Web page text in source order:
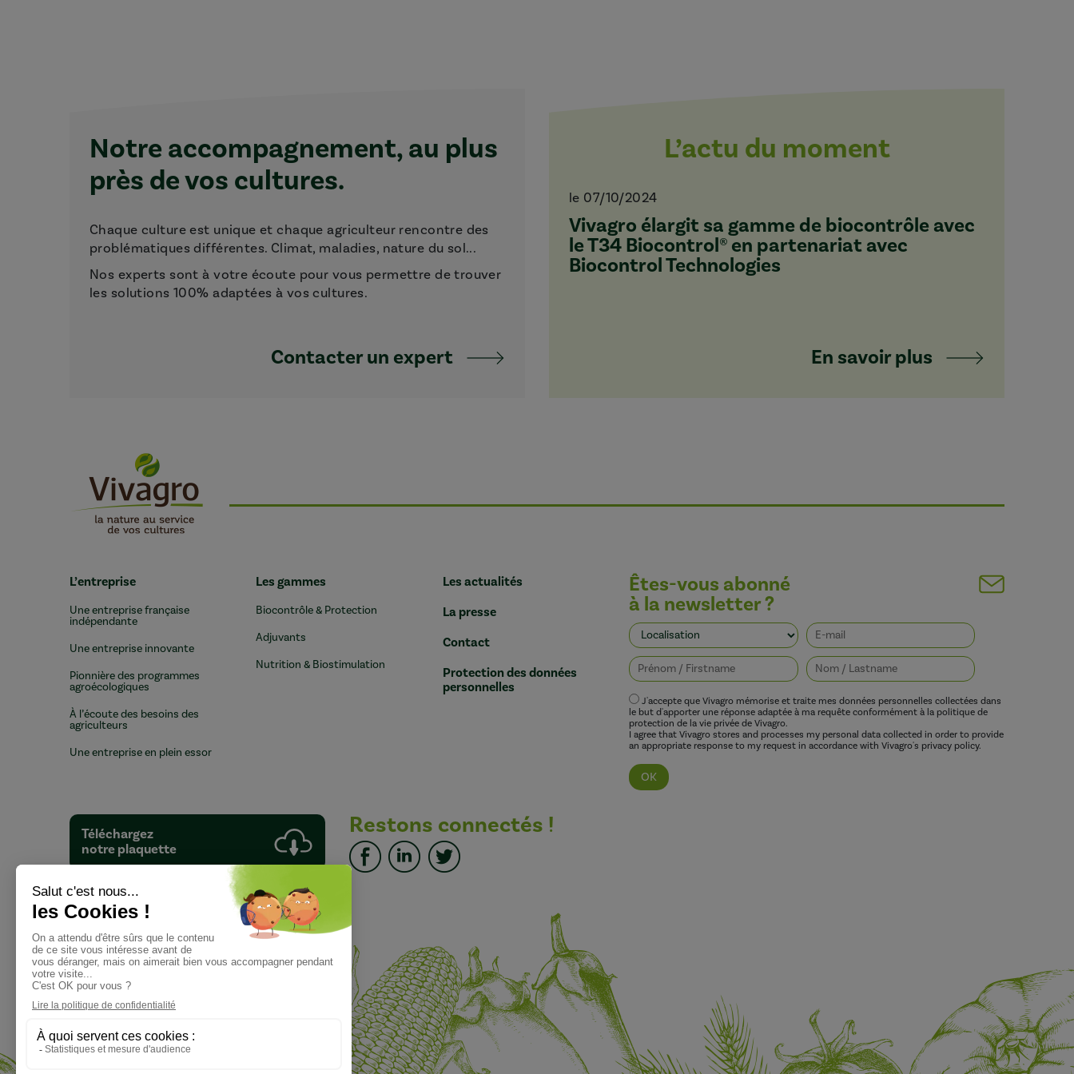
Notre accompagnement, au plus
près de vos cultures.
Chaque culture est unique et chaque agriculteur rencontre des
problématiques différentes. Climat, maladies, nature du sol...
Nos experts sont à votre écoute pour vous permettre de trouver
les solutions 100% adaptées à vos cultures.
Contacter un expert
L’actu du moment
le 07/10/2024
Vivagro élargit sa gamme de biocontrôle avec
le T34 Biocontrol® en partenariat avec
Biocontrol Technologies
En savoir plus
L’entreprise
Une entreprise française
indépendante
Une entreprise innovante
Pionnière des programmes
agroécologiques
À l’écoute des besoins des
agriculteurs
Une entreprise en plein essor
Les gammes
Biocontrôle & Protection
Adjuvants
Nutrition & Biostimulation
Les actualités
La presse
Contact
Protection des données
personnelles
Téléchargez
notre plaquette
Restons connectés !
Êtes-vous abonné
à la newsletter ?
J'accepte que Vivagro mémorise et traite mes données personnelles collectées dans
le but d'apporter une réponse adaptée à ma requête conformément à la politique de
protection de la vie privée de Vivagro.
I agree that Vivagro stores and processes my personal data collected in order to provide
an appropriate response to my request in accordance with Vivagro's privacy policy.